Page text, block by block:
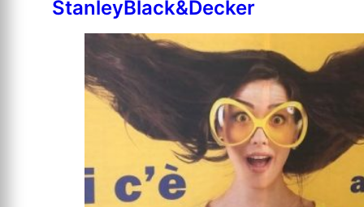
StanleyBlack&Decker